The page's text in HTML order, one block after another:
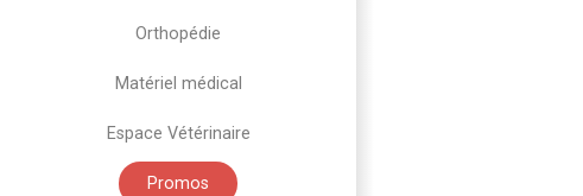
Orthopédie
Matériel médical
Espace Vétérinaire
Promos